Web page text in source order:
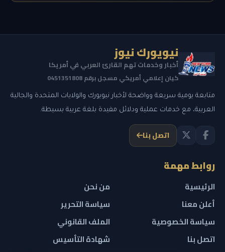
نيويورك نيوز
أخبار وخدمات تهم القارئ العربي في أمريكا
كيان إعلامي أمريكي مسجل برقم 0451351808
متابعة يومية سريعة وواضحة لأخبار نيويورك والولايات المتحدة والجالية
العربية، مع خدمات عملية ودلائل مفيدة بلغة عربية بسيطة.
اتصل بنا
روابط مهمة
الرئيسية
من نحن
أعلن معنا
سياسة التحرير
سياسة الخصوصية
الملف القانوني
اتصل بنا
شهادة التأسيس